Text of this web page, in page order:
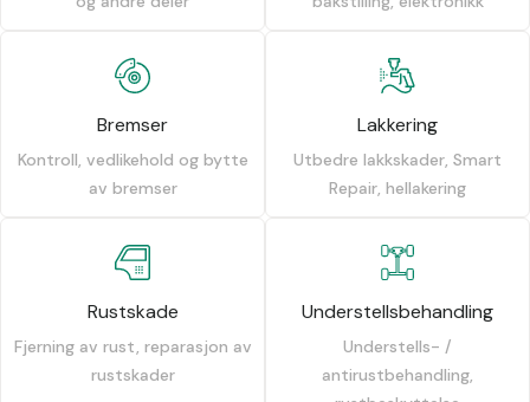
Bremser
Kontroll, vedlikehold og bytte
av bremser
Lakkering
Utbedre lakkskader, Smart
Repair, hellakering
Rustskade
Fjerning av rust, reparasjon av
rustskader
Understellsbehandling
Understells- /
antirustbehandling,